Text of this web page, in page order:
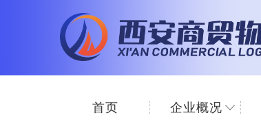
首页 企业概况